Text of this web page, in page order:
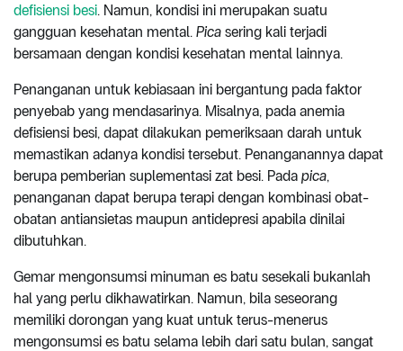
defisiensi besi. Namun, kondisi ini merupakan suatu
gangguan kesehatan mental. Pica sering kali terjadi
bersamaan dengan kondisi kesehatan mental lainnya.
Penanganan untuk kebiasaan ini bergantung pada faktor
penyebab yang mendasarinya. Misalnya, pada anemia
defisiensi besi, dapat dilakukan pemeriksaan darah untuk
memastikan adanya kondisi tersebut. Penanganannya dapat
berupa pemberian suplementasi zat besi. Pada pica,
penanganan dapat berupa terapi dengan kombinasi obat-
obatan antiansietas maupun antidepresi apabila dinilai
dibutuhkan.
Gemar mengonsumsi minuman es batu sesekali bukanlah
hal yang perlu dikhawatirkan. Namun, bila seseorang
memiliki dorongan yang kuat untuk terus-menerus
mengonsumsi es batu selama lebih dari satu bulan, sangat